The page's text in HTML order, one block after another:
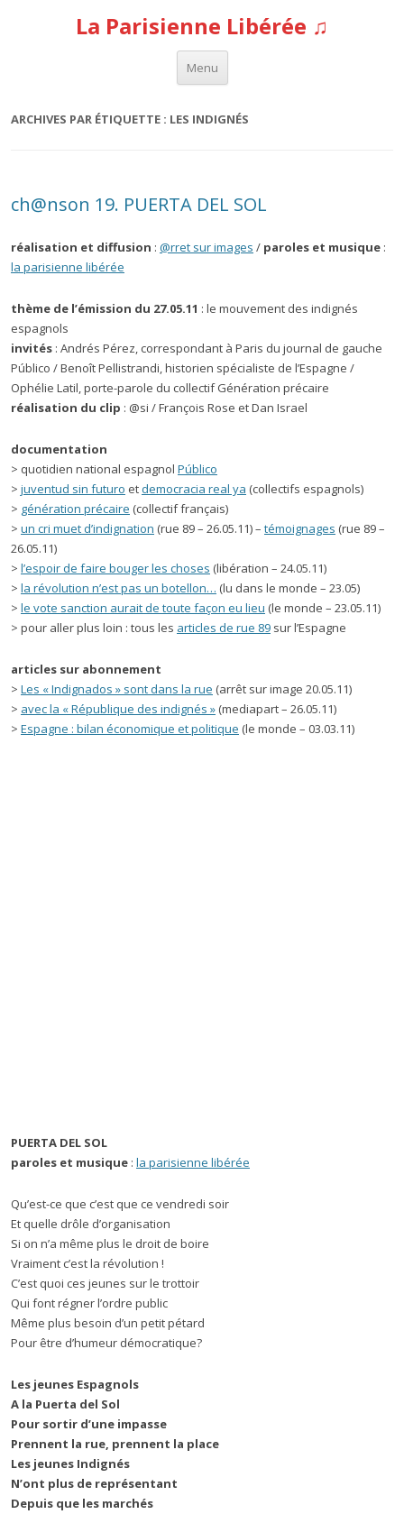
La Parisienne Libérée ♫
Menu
Aller au contenu
ARCHIVES PAR ÉTIQUETTE : LES INDIGNÉS
ch@nson 19. PUERTA DEL SOL
réalisation et diffusion : @rret sur images / paroles et musique :
la parisienne libérée
thème de l’émission du 27.05.11 : le mouvement des indignés
espagnols
invités : Andrés Pérez, correspondant à Paris du journal de gauche
Público / Benoît Pellistrandi, historien spécialiste de l’Espagne /
Ophélie Latil, porte-parole du collectif Génération précaire
réalisation du clip : @si / François Rose et Dan Israel
documentation
> quotidien national espagnol Público
> juventud sin futuro etdemocracia real ya (collectifs espagnols)
> génération précaire (collectif français)
> un cri muet d’indignation (rue 89 – 26.05.11) – témoignages (rue 89 –
26.05.11)
> l’espoir de faire bouger les choses (libération – 24.05.11)
> la révolution n’est pas un botellon… (lu dans le monde – 23.05)
> le vote sanction aurait de toute façon eu lieu (le monde – 23.05.11)
> pour aller plus loin : tous les articles de rue 89 sur l’Espagne
articles sur abonnement
> Les « Indignados » sont dans la rue (arrêt sur image 20.05.11)
> avec la « République des indignés » (mediapart – 26.05.11)
> Espagne : bilan économique et politique (le monde – 03.03.11)
PUERTA DEL SOL
paroles et musique : la parisienne libérée
Qu’est-ce que c’est que ce vendredi soir
Et quelle drôle d’organisation
Si on n’a même plus le droit de boire
Vraiment c’est la révolution !
C’est quoi ces jeunes sur le trottoir
Qui font régner l’ordre public
Même plus besoin d’un petit pétard
Pour être d’humeur démocratique?
Les jeunes Espagnols
A la Puerta del Sol
Pour sortir d’une impasse
Prennent la rue, prennent la place
Les jeunes Indignés
N’ont plus de représentant
Depuis que les marchés